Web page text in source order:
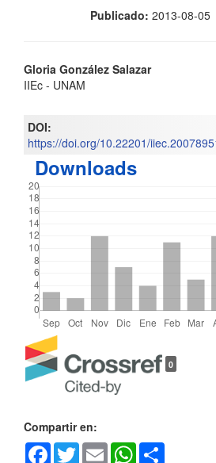
Publicado: 2013-08-05
Contenido
del
artículo
Gloria González Salazar
IIEc - UNAM
DOI:
https://doi.org/10.22201/
Downloads
Detalles
del
artículo
0
Compartir en:
Facebook
Twitter Email WhatsApp